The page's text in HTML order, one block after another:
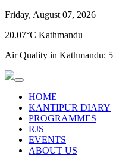
Friday, August 07, 2026
20.07°C Kathmandu
Air Quality in Kathmandu:
HOME
KANTIPUR DIARY
PROGRAMMES
RJS
EVENTS
ABOUT US